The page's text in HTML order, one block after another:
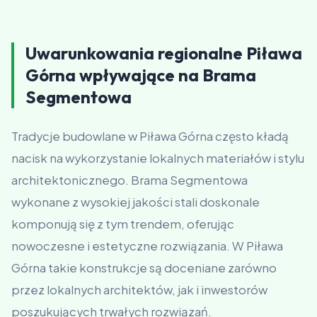
Uwarunkowania regionalne Piława
Górna wpływające na Brama
Segmentowa
Tradycje budowlane w Piława Górna często kładą
nacisk na wykorzystanie lokalnych materiałów i stylu
architektonicznego. Brama Segmentowa
wykonane z wysokiej jakości stali doskonale
komponują się z tym trendem, oferując
nowoczesne i estetyczne rozwiązania. W Piława
Górna takie konstrukcje są doceniane zarówno
przez lokalnych architektów, jak i inwestorów
poszukujących trwałych rozwiązań.